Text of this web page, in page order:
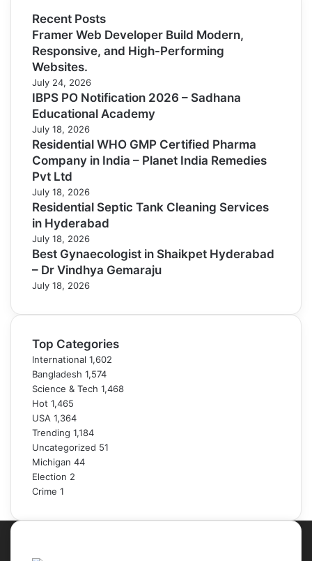
Recent Posts
Framer Web Developer Build Modern,
Responsive, and High-Performing
Websites.
July 24, 2026
IBPS PO Notification 2026 – Sadhana
Educational Academy
July 18, 2026
Residential WHO GMP Certified Pharma
Company in India – Planet India Remedies
Pvt Ltd
July 18, 2026
Residential Septic Tank Cleaning Services
in Hyderabad
July 18, 2026
Best Gynaecologist in Shaikpet Hyderabad
– Dr Vindhya Gemaraju
July 18, 2026
Top Categories
International 1,602
Bangladesh 1,574
Science & Tech 1,468
Hot 1,465
USA 1,364
Trending 1,184
Uncategorized 51
Michigan 44
Election 2
Crime 1